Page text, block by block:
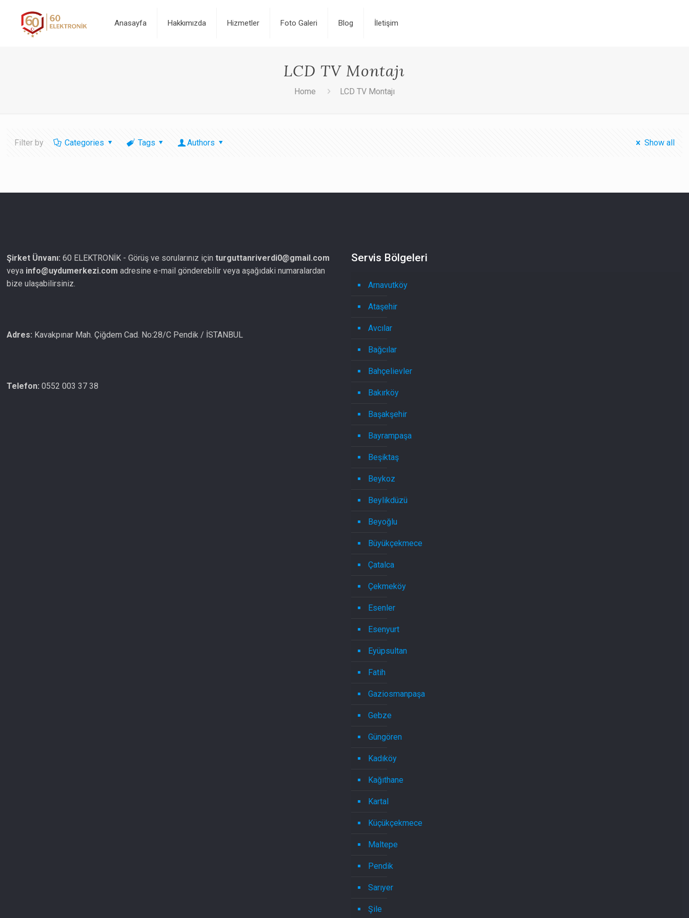
Anasayfa Hakkımızda Hizmetler Foto Galeri Blog İletişim
LCD TV Montajı
Home LCD TV Montajı
Filter by Categories Tags Authors Show all
Şirket Ünvanı: 60 ELEKTRONİK - Görüş ve sorularınız içinturguttanriverdi0@gmail.com
veya info@uydumerkezi.com adresine e-mail gönderebilir veya aşağıdaki numaralardan
bize ulaşabilirsiniz.
Adres: Kavakpınar Mah. Çiğdem Cad. No:28/C Pendik / İSTANBUL
Telefon: 0552 003 37 38
Servis Bölgeleri
Arnavutköy
Ataşehir
Avcılar
Bağcılar
Bahçelievler
Bakırköy
Başakşehir
Bayrampaşa
Beşiktaş
Beykoz
Beylikdüzü
Beyoğlu
Büyükçekmece
Çatalca
Çekmeköy
Esenler
Esenyurt
Eyüpsultan
Fatih
Gaziosmanpaşa
Gebze
Güngören
Kadıköy
Kağıthane
Kartal
Küçükçekmece
Maltepe
Pendik
Sarıyer
Şile